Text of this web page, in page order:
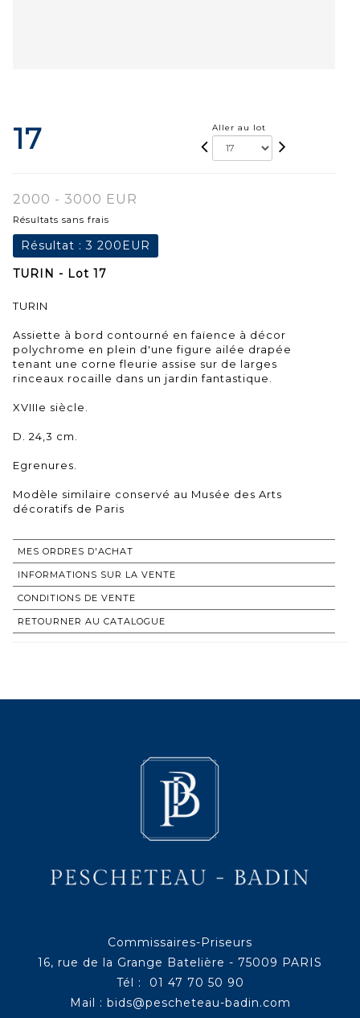
17 Aller au lot
2000 - 3000 EUR
Résultats sans frais
Résultat :3 200EUR
TURIN - Lot 17
TURIN
Assiette à bord contourné en faïence à décor
polychrome en plein d'une figure ailée drapée
tenant une corne fleurie assise sur de larges
rinceaux rocaille dans un jardin fantastique.
XVIIIe siècle.
D. 24,3 cm.
Egrenures.
Modèle similaire conservé au Musée des Arts
décoratifs de Paris
MES ORDRES D'ACHAT
INFORMATIONS SUR LA VENTE
CONDITIONS DE VENTE
RETOURNER AU CATALOGUE
Commissaires-Priseurs
16, rue de la Grange Batelière - 75009 PARIS
Tél : 01 47 70 50 90
Mail : bids@pescheteau-badin.com